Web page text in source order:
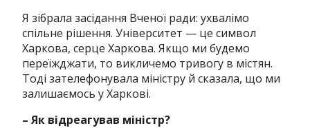
Я зібрала засідання Вченої ради: ухвалімо
спільне рішення. Університет — це символ
Харкова, серце Харкова. Якщо ми будемо
переїжджати, то викличемо тривогу в містян.
Тоді зателефонувала міністру й сказала, що ми
залишаємось у Харкові.
– Як відреагував міністр?